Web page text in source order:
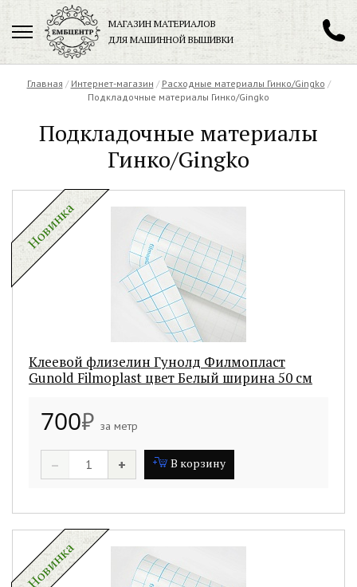
МАГАЗИН МАТЕРИАЛОВ
ДЛЯ МАШИННОЙ ВЫШИВКИ
+7 (901) 271-89-89
Заказать обратный звонок
Главная / Интернет-магазин / Расходные материалы Гинко/Gingko /
Подкладочные материалы Гинко/Gingko
Подкладочные материалы
Гинко/Gingko
Клеевой флизелин Гунолд Филмопласт
Gunold Filmoplast цвет Белый ширина 50 см
700₽ за метр
– + В корзину